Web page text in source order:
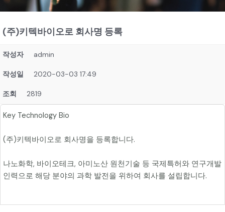
(주)키텍바이오로 회사명 등록
작성자 admin
작성일 2020-03-03 17:49
조회 2819
Key Technology Bio
(주)키텍바이오로 회사명을 등록합니다.
나노화학, 바이오테크, 아미노산 원천기술 등 국제특허와 연구개발
인력으로 해당 분야의 과학 발전을 위하여 회사를 설립합니다.